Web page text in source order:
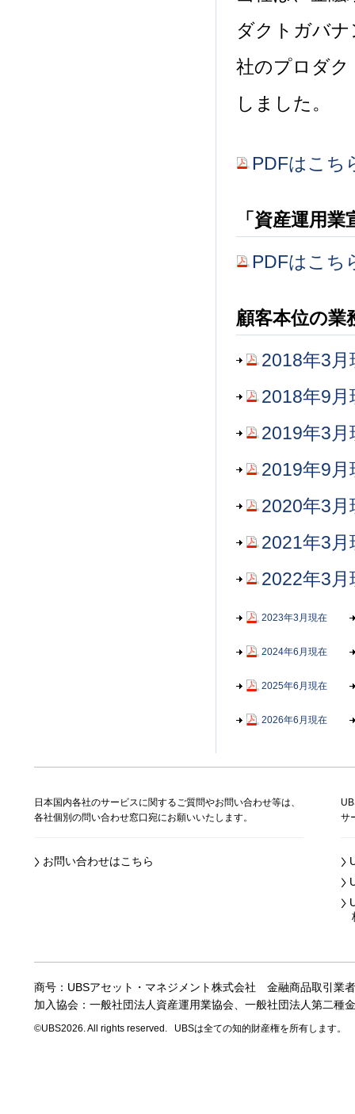
ダクトガバ
社のプロダク
しました。
PDFはこち
「資産運用
PDFはこち
顧客本位の業
2018年3月
2018年9月
2019年3月
2019年9月
2020年3月
2021年3月
2022年3月
2023年3月現在
2024年6月現在
2025年6月現在
2026年6月現在
日本国内各社のサービスに関するご質問やお問い合わせ等は、
各社個別の問い合わせ窓口宛にお願いいたします。
お問い合わせはこちら
サ
商号：UBSアセット・マネジメント株式会社 金融商品取引
加入協会：一般社団法人資産運用業協会、 一般社団法人第二種
©UBS2026. All rights reserved. UBSは全ての知的財産権を所有します。